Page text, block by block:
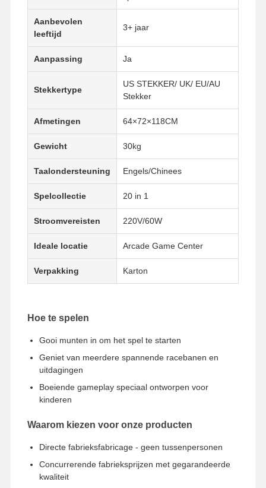
Zachte speeltuintuitrusting
Motorcycle Game Simulator
De Simulator van VR 360
Aanbevolen
leeftijd
3+ jaar
Aanpassing Ja
Stekkertype
US STEKKER/ UK/ EU/AU
Stekker
Afmetingen 64×72×118CM
Gewicht 30kg
Taalondersteuning Engels/Chinees
Spelcollectie 20 in 1
Stroomvereisten 220V/60W
Ideale locatie Arcade Game Center
Verpakking Karton
Hoe te spelen
Gooi munten in om het spel te starten
Geniet van meerdere spannende racebanen en
uitdagingen
Boeiende gameplay speciaal ontworpen voor
kinderen
Waarom kiezen voor onze producten
Directe fabrieksfabricage - geen tussenpersonen
Concurrerende fabrieksprijzen met gegarandeerde
kwaliteit